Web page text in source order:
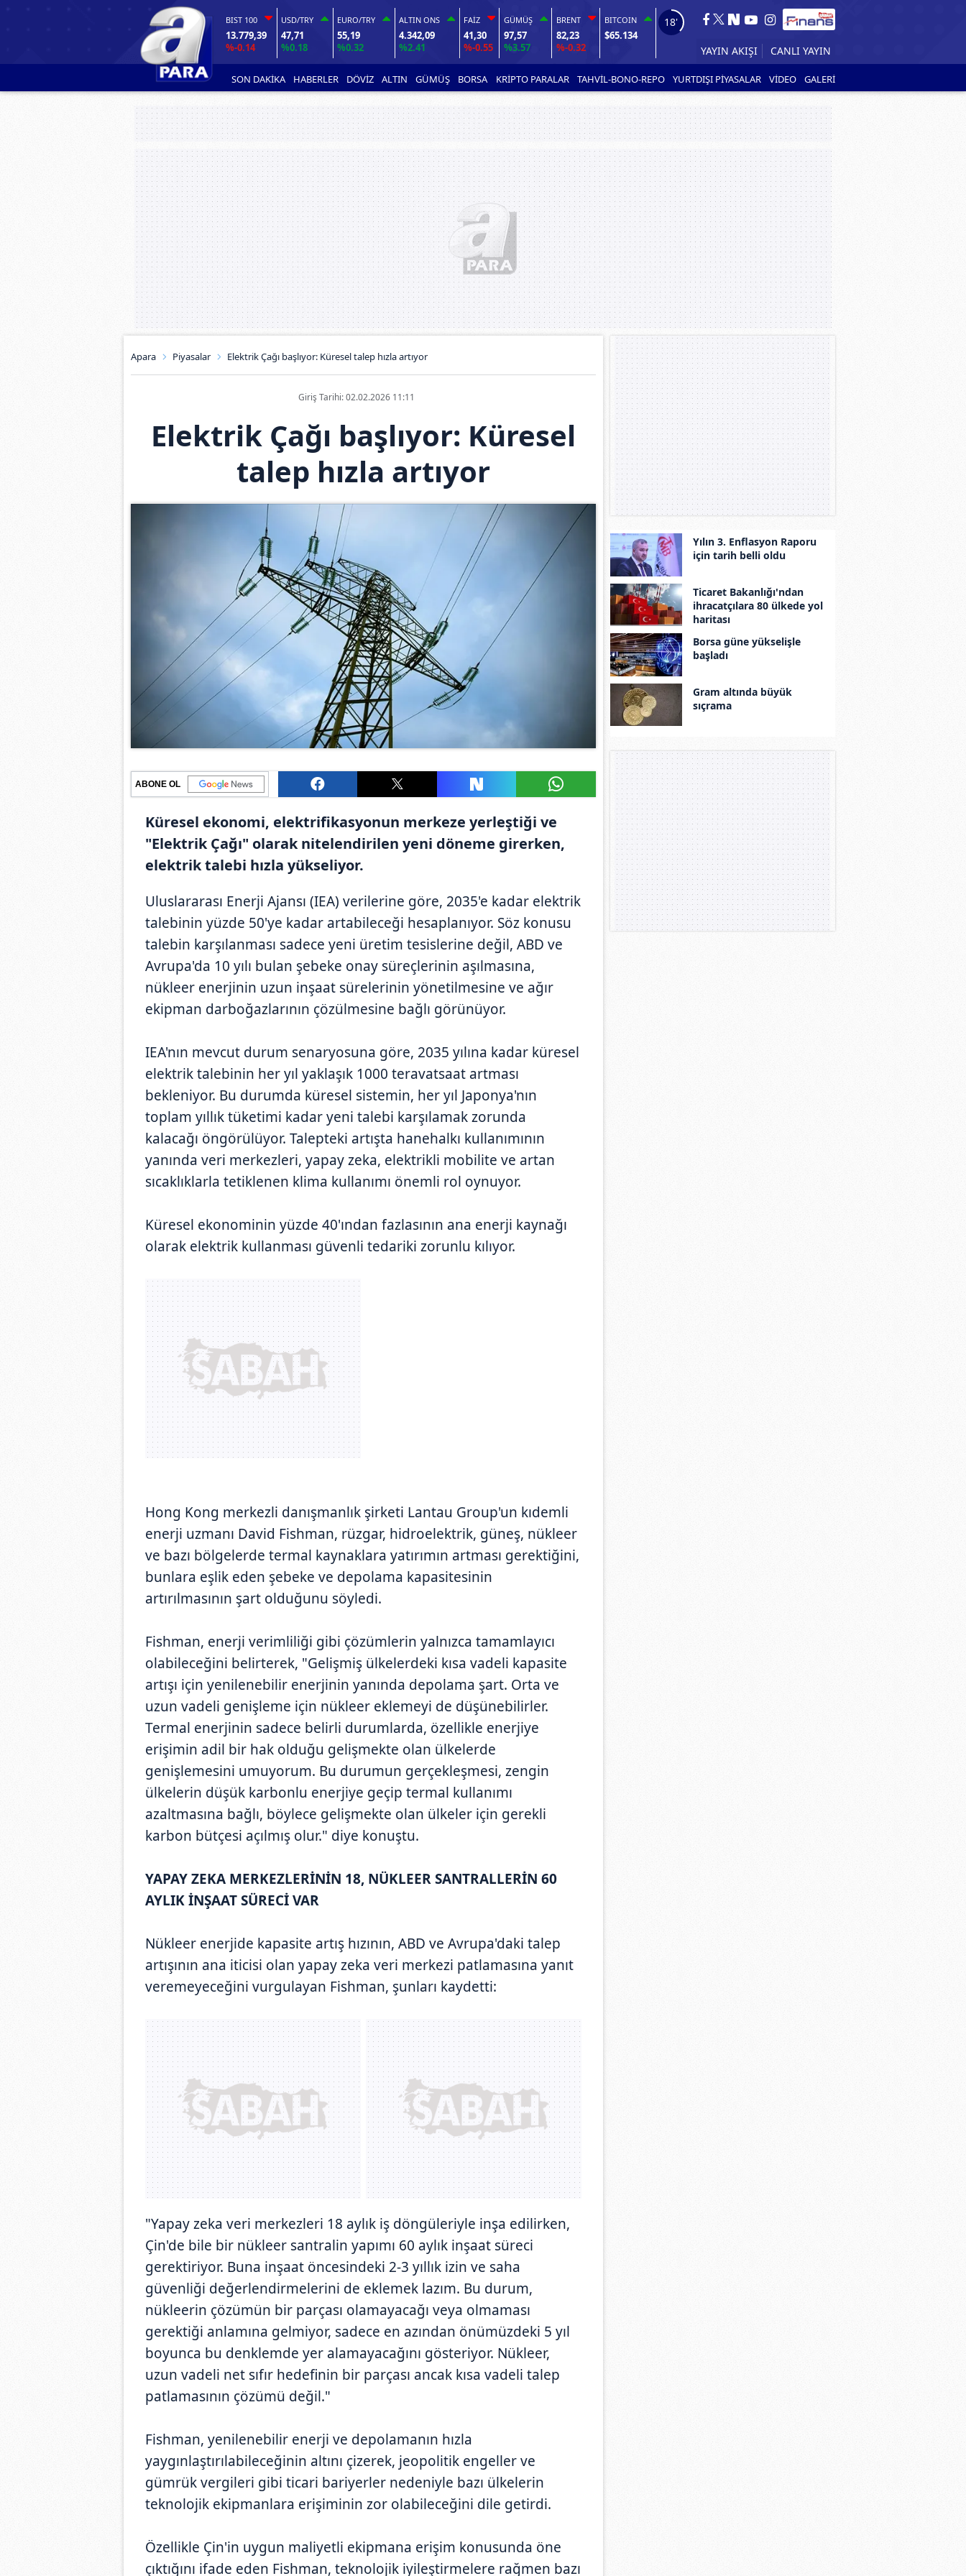
BIST 100
13.779,39
%-0.14
USD/TRY
47,71
%0.18
EURO/TRY
55,19
%0.32
ALTIN ONS
4.342,09
%2.41
FAİZ
41,30
%-0.55
GÜMÜŞ
97,57
%3.57
BRENT
82,23
%-0.32
BITCOIN
$65.134
17'
YAYIN AKIŞI
SON DAKİKA HABERLER DÖVİZ ALTIN GÜMÜŞ BORSA KRİPTO PARALAR TAHVİL-BONO-REPO YURTDIŞI PİYASALAR VİDEO GALERİ
Apara Piyasalar Elektrik Çağı başlıyor: Küresel talep hızla artıyor
Giriş Tarihi: 02.02.2026 11:11
Elektrik Çağı başlıyor: Küresel
talep hızla artıyor
ABONE OL
Küresel ekonomi, elektrifikasyonun merkeze yerleştiği ve
"Elektrik Çağı" olarak nitelendirilen yeni döneme girerken,
elektrik talebi hızla yükseliyor.
Uluslararası Enerji Ajansı (IEA) verilerine göre, 2035'e kadar elektrik
talebinin yüzde 50'ye kadar artabileceği hesaplanıyor. Söz konusu
talebin karşılanması sadece yeni üretim tesislerine değil, ABD ve
Avrupa'da 10 yılı bulan şebeke onay süreçlerinin aşılmasına,
nükleer enerjinin uzun inşaat sürelerinin yönetilmesine ve ağır
ekipman darboğazlarının çözülmesine bağlı görünüyor.
IEA'nın mevcut durum senaryosuna göre, 2035 yılına kadar küresel
elektrik talebinin her yıl yaklaşık 1000 teravatsaat artması
bekleniyor. Bu durumda küresel sistemin, her yıl Japonya'nın
toplam yıllık tüketimi kadar yeni talebi karşılamak zorunda
kalacağı öngörülüyor. Talepteki artışta hanehalkı kullanımının
yanında veri merkezleri, yapay zeka, elektrikli mobilite ve artan
sıcaklıklarla tetiklenen klima kullanımı önemli rol oynuyor.
Küresel ekonominin yüzde 40'ından fazlasının ana enerji kaynağı
olarak elektrik kullanması güvenli tedariki zorunlu kılıyor.
Hong Kong merkezli danışmanlık şirketi Lantau Group'un kıdemli
enerji uzmanı David Fishman, rüzgar, hidroelektrik, güneş, nükleer
ve bazı bölgelerde termal kaynaklara yatırımın artması gerektiğini,
bunlara eşlik eden şebeke ve depolama kapasitesinin
artırılmasının şart olduğunu söyledi.
Fishman, enerji verimliliği gibi çözümlerin yalnızca tamamlayıcı
olabileceğini belirterek, "Gelişmiş ülkelerdeki kısa vadeli kapasite
artışı için yenilenebilir enerjinin yanında depolama şart. Orta ve
uzun vadeli genişleme için nükleer eklemeyi de düşünebilirler.
Termal enerjinin sadece belirli durumlarda, özellikle enerjiye
erişimin adil bir hak olduğu gelişmekte olan ülkelerde
genişlemesini umuyorum. Bu durumun gerçekleşmesi, zengin
ülkelerin düşük karbonlu enerjiye geçip termal kullanımı
azaltmasına bağlı, böylece gelişmekte olan ülkeler için gerekli
karbon bütçesi açılmış olur." diye konuştu.
YAPAY ZEKA MERKEZLERİNİN 18, NÜKLEER SANTRALLERİN 60
AYLIK İNŞAAT SÜRECİ VAR
Nükleer enerjide kapasite artış hızının, ABD ve Avrupa'daki talep
artışının ana iticisi olan yapay zeka veri merkezi patlamasına yanıt
veremeyeceğini vurgulayan Fishman, şunları kaydetti:
"Yapay zeka veri merkezleri 18 aylık iş döngüleriyle inşa edilirken,
Çin'de bile bir nükleer santralin yapımı 60 aylık inşaat süreci
gerektiriyor. Buna inşaat öncesindeki 2-3 yıllık izin ve saha
güvenliği değerlendirmelerini de eklemek lazım. Bu durum,
nükleerin çözümün bir parçası olamayacağı veya olmaması
gerektiği anlamına gelmiyor, sadece en azından önümüzdeki 5 yıl
boyunca bu denklemde yer alamayacağını gösteriyor. Nükleer,
uzun vadeli net sıfır hedefinin bir parçası ancak kısa vadeli talep
patlamasının çözümü değil."
Fishman, yenilenebilir enerji ve depolamanın hızla
yaygınlaştırılabileceğinin altını çizerek, jeopolitik engeller ve
gümrük vergileri gibi ticari bariyerler nedeniyle bazı ülkelerin
teknolojik ekipmanlara erişiminin zor olabileceğini dile getirdi.
Özellikle Çin'in uygun maliyetli ekipmana erişim konusunda öne
çıktığını ifade eden Fishman, teknolojik iyileştirmelere rağmen bazı
Yılın 3. Enflasyon Raporu
için tarih belli oldu
Ticaret Bakanlığı'ndan
ihracatçılara 80 ülkede yol
haritası
Borsa güne yükselişle
başladı
Gram altında büyük
sıçrama